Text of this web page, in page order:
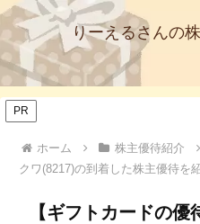
りーえるさんの
PR
ホーム 株主優待紹介
クワ(8217)の到着した株主優待を
【ギフトカードの